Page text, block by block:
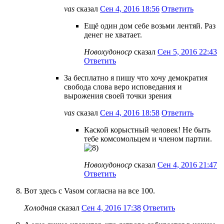
vas сказал Сен 4, 2016 18:56 Ответить
Ещё один дом себе возьми лентяй. Раз
денег не хватает.
Новохудоноср сказал Сен 5, 2016 22:43
Ответить
За бесплатно я пишу что хочу демократия
свобода слова веро исповедания и
вырожения своей точки зрения
vas сказал Сен 4, 2016 18:58 Ответить
Каской корыстный человек! Не быть
тебе комсомольцем и членом партии.
Новохудоноср сказал Сен 4, 2016 21:47
Ответить
Вот здесь с Vasом согласна на все 100.
Холодная сказал Сен 4, 2016 17:38 Ответить